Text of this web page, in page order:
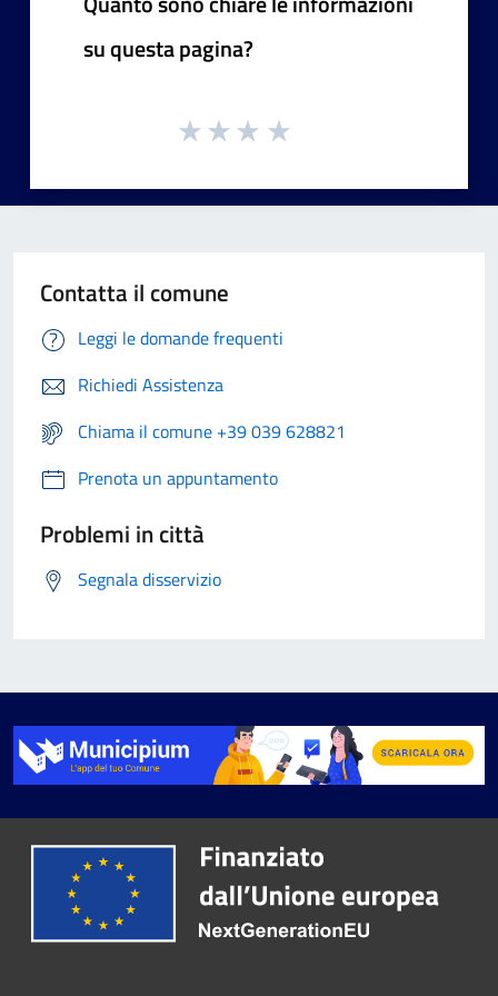
su questa pagina?
Contatta il comune
Leggi le domande frequenti
Richiedi Assistenza
Chiama il comune +39 039 628821
Prenota un appuntamento
Problemi in città
Segnala disservizio